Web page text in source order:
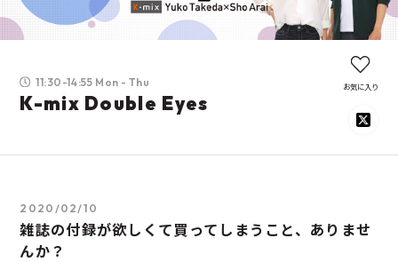
11:30-14:55 Mon - Thu
K-mix Double Eyes
お気に入り
2020/02/10
雑誌の付録が欲しくて買ってしまうこと、ありませ
んか？